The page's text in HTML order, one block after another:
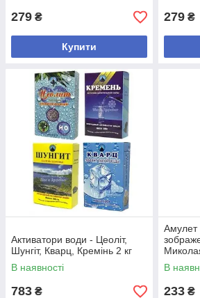
279 ₴
Купити
279 ₴
Активатори води - Цеоліт,
Шунгіт, Кварц, Кремінь 2 кг
В наявності
783 ₴
Амулет
В
233 ₴